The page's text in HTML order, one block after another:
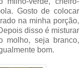
Gosto de colocar
na minha porção,
disso é misturar
molho, seja branco,
bom.